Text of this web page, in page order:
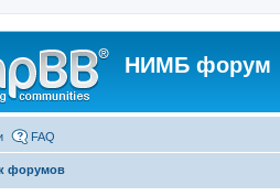
НИМБ форум
FAQ
форумов